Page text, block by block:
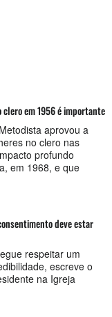
em 1956 é importante
aprovou a
no clero nas
profundo
em 1968, e que
deve estar
respeitar um
escreve o
na Igreja